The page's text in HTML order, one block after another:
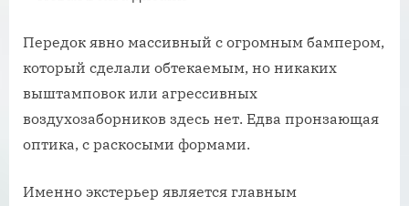
Передок явно массивный с огромным бампером,
который сделали обтекаемым, но никаких
выштамповок или агрессивных
воздухозаборников здесь нет. Едва пронзающая
оптика, с раскосыми формами.
Именно экстерьер является главным